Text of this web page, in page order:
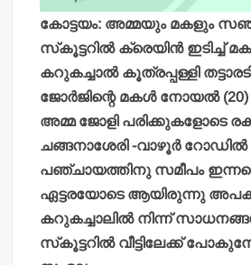
കോട്ടയം: അമ്മയും മകളും
സ്‌കൂട്ടറില്‍ ക്രെയിന്‍ ഇടിച്ച്
കറുകച്ചാല്‍ കൂത്രപ്പള്ളി
ജോര്‍ജിന്റെ മകള്‍ നോയല്‍
അമ്മ ജോളി പരിക്കുകളോടെ
ചങ്ങനാശേരി -വാഴൂര്‍
പഞ്ചായത്തിനു സമീപം
ഏട്ടരയോടെ ആയിരുന്നു
കറുകച്ചാലില്‍ നിന്ന്
സ്‌കൂട്ടറില്‍ വീട്ടിലേക്ക്